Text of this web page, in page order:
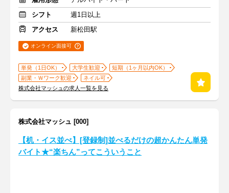
シフト
週1日以上
アクセス
新松田駅
オンライン面接可
単発（1日OK） 大学生歓迎
短期（1ヶ月以内OK）
副業・Ｗワーク歓迎
ネイル可
株式会社マッシュの求人一覧を見る
株式会社マッシュ [000]
【机・イス並べ】[登録制]並べるだけの超かんたん単発
バイト★“楽ちん”ってこういうこと